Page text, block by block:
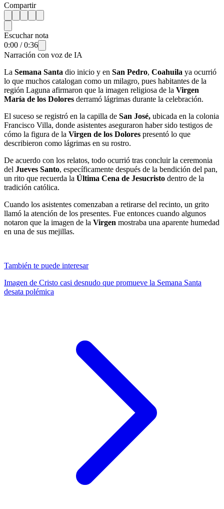
Compartir
Escuchar nota
0:00 /0:36
Narración con voz de IA
La Semana Santa dio inicio y en San Pedro, Coahuila ya ocurrió
lo que muchos catalogan como un milagro, pues habitantes de la
región Laguna afirmaron que la imagen religiosa de la Virgen
María de los Dolores derramó lágrimas durante la celebración.
El suceso se registró en la capilla de San José, ubicada en la colonia
Francisco Villa, donde asistentes aseguraron haber sido testigos de
cómo la figura de la Virgen de los Dolores presentó lo que
describieron como lágrimas en su rostro.
De acuerdo con los relatos, todo ocurrió tras concluir la ceremonia
del Jueves Santo, específicamente después de la bendición del pan,
un rito que recuerda la Última Cena de Jesucristo dentro de la
tradición católica.
Cuando los asistentes comenzaban a retirarse del recinto, un grito
llamó la atención de los presentes. Fue entonces cuando algunos
notaron que la imagen de la Virgen mostraba una aparente humedad
en una de sus mejillas.
También te puede interesar
Imagen de Cristo casi desnudo que promueve la Semana Santa
desata polémica